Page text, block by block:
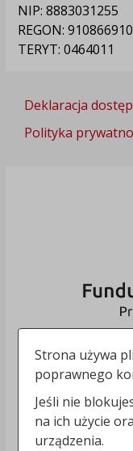
NIP: 8883031255
REGON: 910866910
TERYT: 0464011
Deklaracja
Polityka
Strona używa
poprawnego
Jeśli nie
na ich użycie
urządzenia.